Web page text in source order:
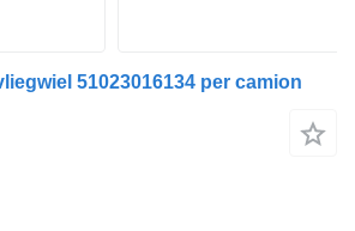
51023016134 per camion